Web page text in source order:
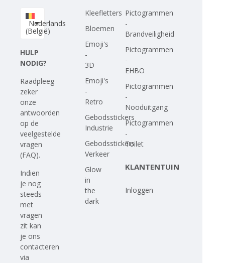
Nederlands
(België)
HULP
NODIG?
Raadpleeg
zeker
onze
antwoorden
op de
veelgestelde
vragen
(FAQ).
Indien
je nog
steeds
met
vragen
zit kan
je ons
contacteren
via
Kleefletters
Bloemen
Emoji's
-
3D
Emoji's
-
Retro
Gebodsstickers
Industrie
Gebodsstickers
Verkeer
Glow
in
the
dark
Pictogrammen
-
Brandveiligheid
Pictogrammen
-
EHBO
Pictogrammen
-
Nooduitgang
Pictogrammen
-
Toilet
KLANTENTUIN
Inloggen